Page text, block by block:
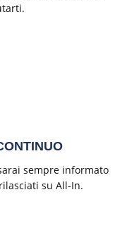
sempre informato
su All-In.